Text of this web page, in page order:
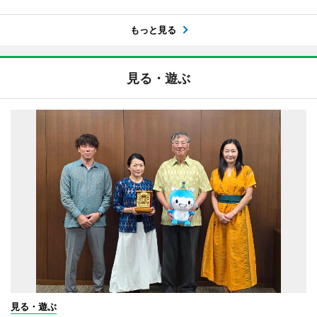
もっと見る
見る・遊ぶ
見る・遊ぶ